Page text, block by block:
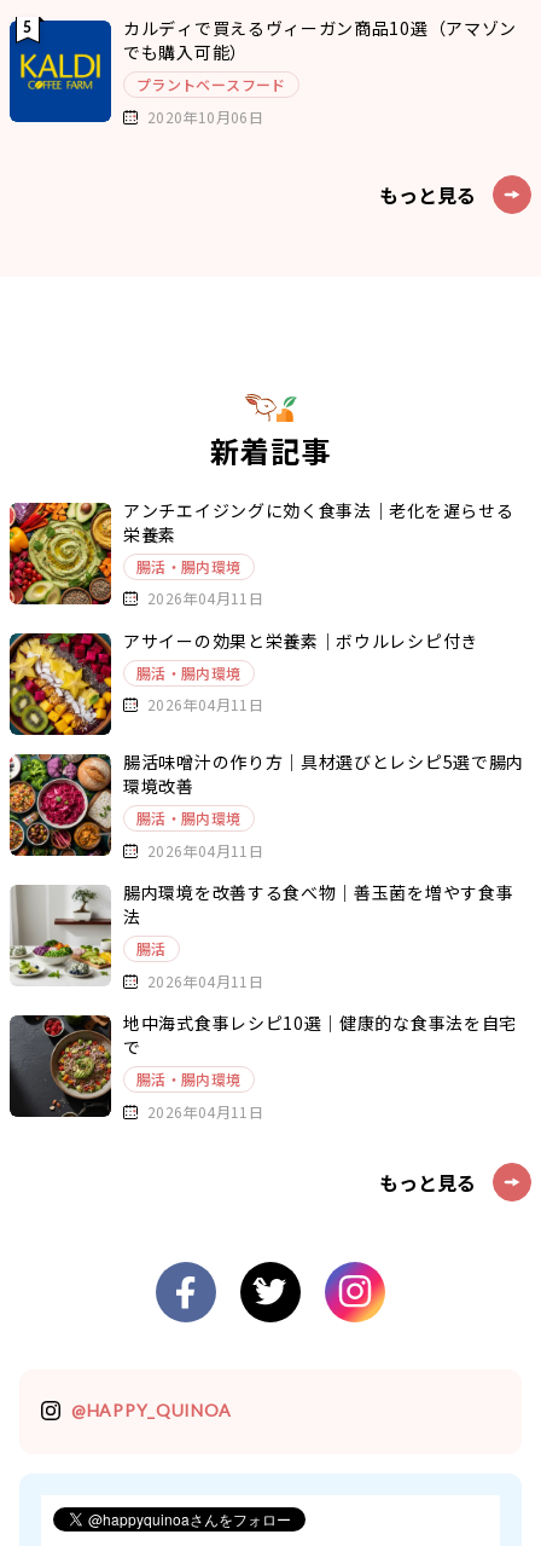
カルディで買えるヴィーガン商品10選（アマゾン
でも購入可能）
プラントベースフード
2020年10月06日
もっと見る
新着記事
アンチエイジングに効く食事法｜老化を遅らせる
栄養素
腸活・腸内環境
2026年04月11日
アサイーの効果と栄養素｜ボウルレシピ付き
腸活・腸内環境
2026年04月11日
腸活味噌汁の作り方｜具材選びとレシピ5選で腸内
環境改善
腸活・腸内環境
2026年04月11日
腸内環境を改善する食べ物｜善玉菌を増やす食事
法
腸活
2026年04月11日
地中海式食事レシピ10選｜健康的な食事法を自宅
で
腸活・腸内環境
2026年04月11日
もっと見る
@HAPPY_QUINOA